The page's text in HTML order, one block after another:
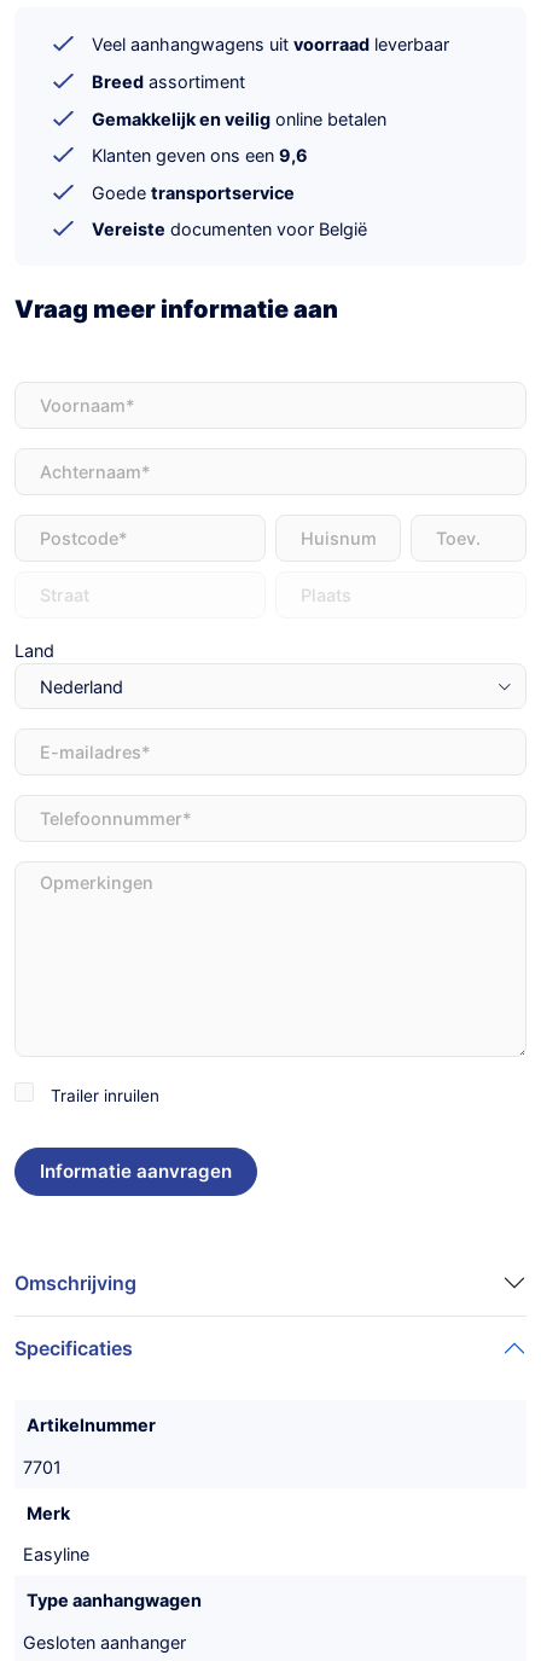
Veel aanhangwagens uit voorraad leverbaar
Breed assortiment
Gemakkelijk en veilig online betalen
Klanten geven ons een 9,6
Goede transportservice
Vereiste documenten voor België
Vraag meer informatie aan
Voornaam
Achternaam
Adres
Land
E-
mailadres(Vereist)
Telefoon
Opmerkingen
TrailerTrailer inruilen
Omschrijving
Specificaties
Artikelnummer
7701
Merk
Easyline
Type aanhangwagen
Gesloten aanhanger